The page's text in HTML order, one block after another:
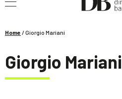
Home /Giorgio Mariani
Giorgio Mariani